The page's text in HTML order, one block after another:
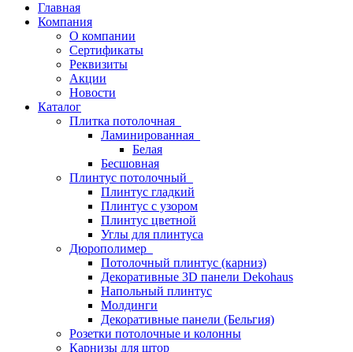
Главная
Компания
О компании
Сертификаты
Реквизиты
Акции
Новости
Каталог
Плитка потолочная
Ламинированная
Белая
Бесшовная
Плинтус потолочный
Плинтус гладкий
Плинтус с узором
Плинтус цветной
Углы для плинтуса
Дюрополимер
Потолочный плинтус (карниз)
Декоративные 3D панели Dekohaus
Напольный плинтус
Молдинги
Декоративные панели (Бельгия)
Розетки потолочные и колонны
Карнизы для штор